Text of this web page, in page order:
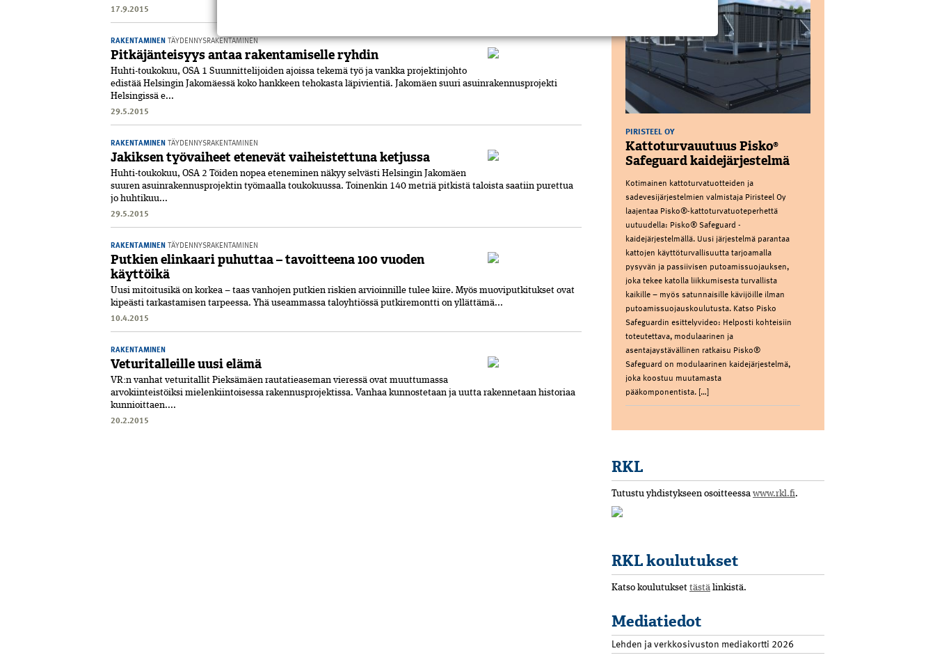
17.9.2015
RAKENTAMINENTÄYDENNYSRAKENTAMINEN
Pitkäjänteisyys antaa rakentamiselle ryhdin
Huhti-toukokuu, OSA 1 Suunnittelijoiden ajoissa tekemä työ ja vankka projektinjohto
edistää Helsingin Jakomäessä koko hankkeen tehokasta läpivientiä. Jakomäen suuri asuinrakennusprojekti
Helsingissä e...
29.5.2015
RAKENTAMINENTÄYDENNYSRAKENTAMINEN
Jakiksen työvaiheet etenevät vaiheistettuna ketjussa
Huhti-toukokuu, OSA 2 Töiden nopea eteneminen näkyy selvästi Helsingin Jakomäen
suuren asuinrakennusprojektin työmaalla toukokuussa. Toinenkin 140 metriä pitkistä taloista saatiin purettua
jo huhtikuu...
29.5.2015
RAKENTAMINENTÄYDENNYSRAKENTAMINEN
Putkien elinkaari puhuttaa – tavoitteena 100 vuoden
käyttöikä
Uusi mitoitusikä on korkea – taas vanhojen putkien riskien arvioinnille tulee kiire. Myös muoviputkitukset ovat
kipeästi tarkastamisen tarpeessa. Yhä useammassa taloyhtiössä putkiremontti on yllättämä...
10.4.2015
RAKENTAMINEN
Veturitalleille uusi elämä
VR:n vanhat veturitallit Pieksämäen rautatieaseman vieressä ovat muuttumassa
arvokiinteistöiksi mielenkiintoisessa rakennusprojektissa. Vanhaa kunnostetaan ja uutta rakennetaan historiaa
kunnioittaen....
20.2.2015
PIRISTEEL OY
Kattoturvauutuus Pisko®
Safeguard kaidejärjestelmä
Kotimainen kattoturvatuotteiden ja
sadevesijärjestelmien valmistaja Piristeel Oy
laajentaa Pisko®-kattoturvatuoteperhettä
uutuudella: Pisko® Safeguard -
kaidejärjestelmällä. Uusi järjestelmä parantaa
kattojen käyttöturvallisuutta tarjoamalla
pysyvän ja passiivisen putoamissuojauksen,
joka tekee katolla liikkumisesta turvallista
kaikille – myös satunnaisille kävijöille ilman
putoamissuojauskoulutusta. Katso Pisko
Safeguardin esittelyvideo: Helposti kohteisiin
toteutettava, modulaarinen ja
asentajaystävällinen ratkaisu Pisko®
Safeguard on modulaarinen kaidejärjestelmä,
joka koostuu muutamasta
pääkomponentista. […]
RKL
Tutustu yhdistykseen osoitteessa www.rkl.fi.
RKL koulutukset
Katso koulutukset tästä linkistä.
Mediatiedot
Lehden ja verkkosivuston mediakortti 2026